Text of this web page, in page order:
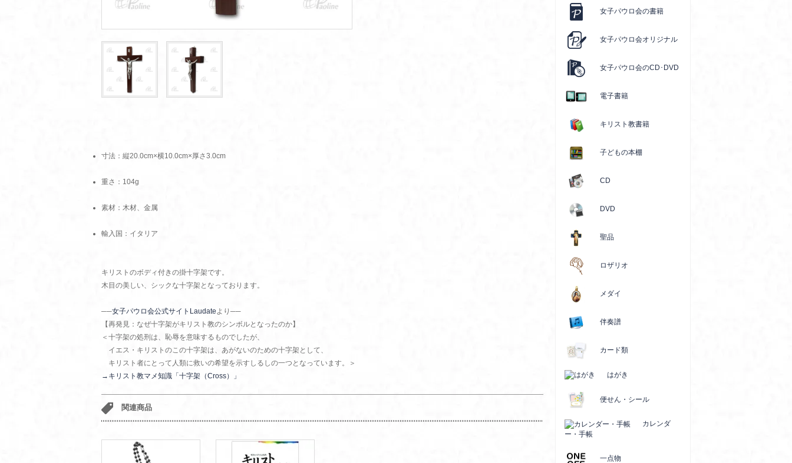
寸法：縦20.0cm×横10.0cm×厚さ3.0cm
重さ：104g
素材：木材、金属
輸入国：イタリア
キリストのボディ付きの掛十字架です。
木目の美しい、シックな十字架となっております。
──女子パウロ会公式サイトLaudateより──
【再発見：なぜ十字架がキリスト教のシンボルとなったのか】
＜十字架の処刑は、恥辱を意味するものでしたが、
イエス・キリストのこの十字架は、あがないのための十字架として、
キリスト者にとって人類に救いの希望を示すしるしの一つとなっています。＞
→キリスト教マメ知識「十字架（Cross）」
関連商品
女子パウロ会の書籍
女子パウロ会オリジナル
女子パウロ会のCD･DVD
電子書籍
キリスト教書籍
子どもの本棚
CD
DVD
聖品
ロザリオ
メダイ
伴奏譜
カード類
はがき
便せん・シール
カレンダ
ー・手帳
一点物